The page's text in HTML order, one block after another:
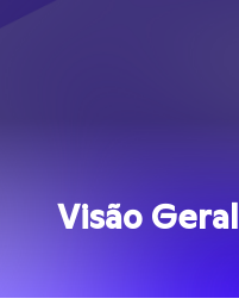
Visão Geral